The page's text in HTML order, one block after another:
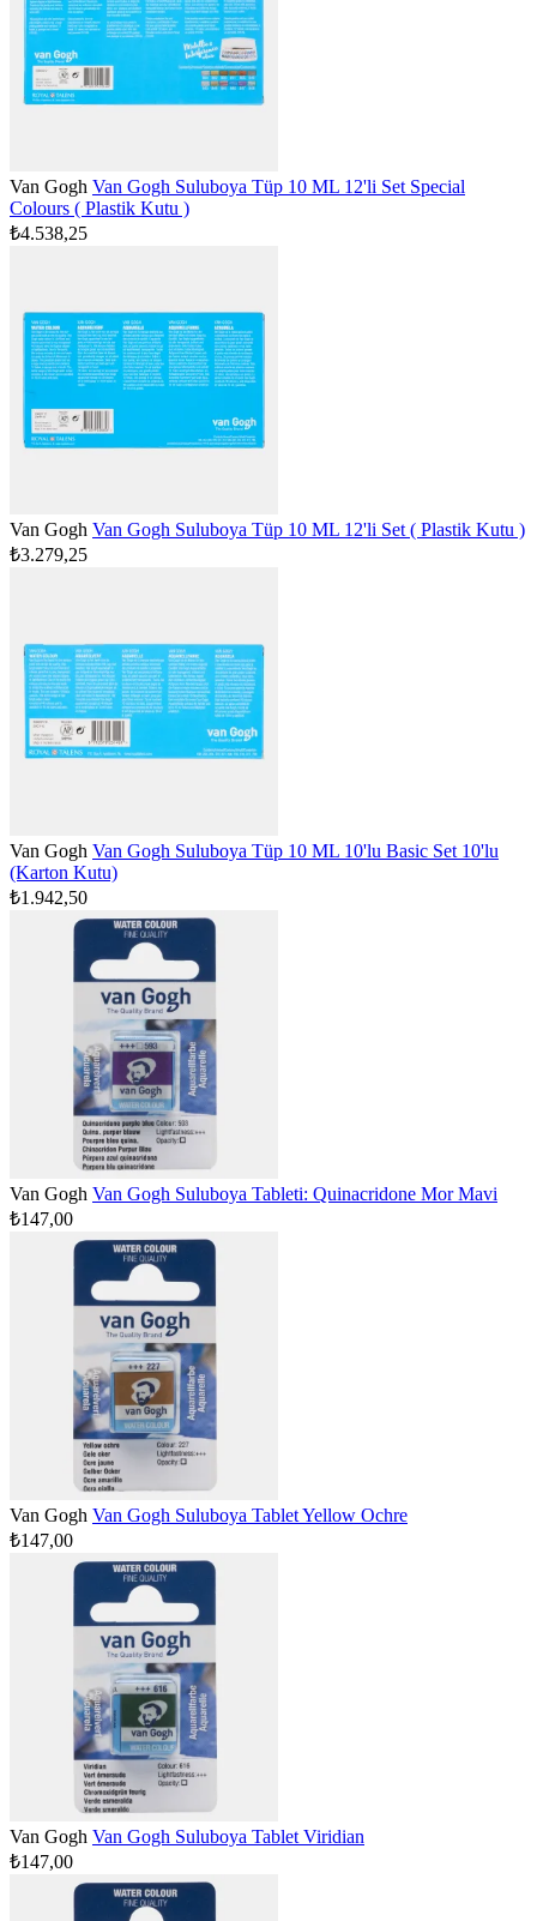
Van Gogh Van Gogh Suluboya Tüp 10 ML 12'li Set Special
Colours ( Plastik Kutu )
₺4.538,25
Van Gogh Van Gogh Suluboya Tüp 10 ML 12'li Set ( Plastik Kutu )
₺3.279,25
Van Gogh Van Gogh Suluboya Tüp 10 ML 10'lu Basic Set 10'lu
(Karton Kutu)
₺1.942,50
Van Gogh Van Gogh Suluboya Tableti: Quinacridone Mor Mavi
₺147,00
Van Gogh Van Gogh Suluboya Tablet Yellow Ochre
₺147,00
Van Gogh Van Gogh Suluboya Tablet Viridian
₺147,00